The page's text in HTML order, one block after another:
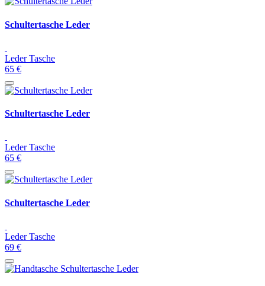
Schultertasche Leder
Leder Tasche
65 €
Schultertasche Leder
Leder Tasche
65 €
Schultertasche Leder
Leder Tasche
69 €